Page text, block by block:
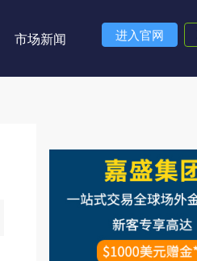
进入官网
市场新闻